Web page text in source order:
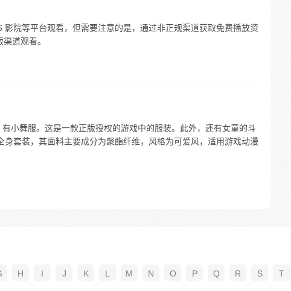
影院等平台观看，但需要注意的是，通过非正规渠道获取免费播放资
道观看。
小舞服。这是一款正版授权的游戏中的服装。此外，还有女童的斗
套装，其面料主要成分为聚酯纤维，风格为可爱风，适用游戏动漫
H I J K L M N O P Q R S T